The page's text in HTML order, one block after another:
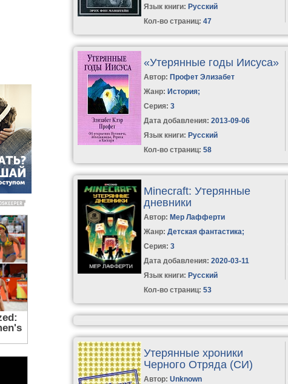
Язык книги: Русский
Кол-во страниц: 47
«Утерянные годы Иисуса»
Автор: Профет Элизабет
Жанр: История;
Серия:3
Дата добавления: 2013-09-06
Язык книги: Русский
Кол-во страниц: 58
Minecraft: Утерянные
дневники
Автор: Мер Лафферти
Жанр: Детская фантастика;
Серия:3
Дата добавления: 2020-03-11
Язык книги: Русский
Кол-во страниц: 53
Утерянные хроники
Черного Отряда (СИ)
Автор:Unknown